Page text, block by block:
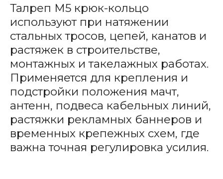
Талреп М5 крюк-кольцо
используют при натяжении
стальных тросов, цепей, канатов и
растяжек в строительстве,
монтажных и такелажных работах.
Применяется для крепления и
подстройки положения мачт,
антенн, подвеса кабельных линий,
растяжки рекламных баннеров и
временных крепежных схем, где
важна точная регулировка усилия.